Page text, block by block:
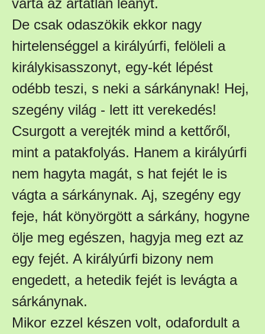
De csak odaszökik ekkor nagy
hirtelenséggel a királyúrfi, felöleli a
királykisasszonyt, egy-két lépést
odébb teszi, s neki a sárkánynak! Hej,
szegény világ - lett itt verekedés!
Csurgott a verejték mind a kettőről,
mint a patakfolyás. Hanem a királyúrfi
nem hagyta magát, s hat fejét le is
vágta a sárkánynak. Aj, szegény egy
feje, hát könyörgött a sárkány, hogyne
ölje meg egészen, hagyja meg ezt az
egy fejét. A királyúrfi bizony nem
engedett, a hetedik fejét is levágta a
sárkánynak.
Mikor ezzel készen volt, odafordult a